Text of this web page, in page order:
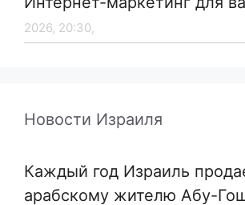
2026, 20:30,
Новости Израиля
Каждый год Израиль
арабскому жителю Абу-